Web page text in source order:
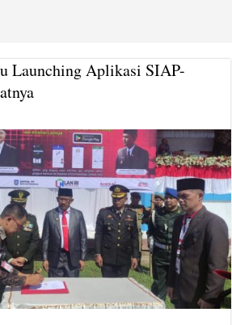
Launching Aplikasi SIAP-